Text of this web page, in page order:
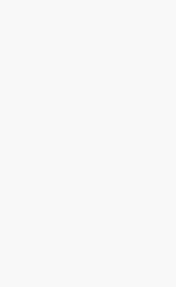
Bürgermeister
Bürgermeister Silvio Renger
Bürgermeister Silvio Renger